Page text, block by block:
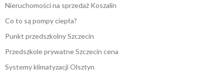
Nieruchomości na sprzedaż Koszalin
Co to są pompy ciepła?
Punkt przedszkolny Szczecin
Przedszkole prywatne Szczecin cena
Systemy klimatyzacji Olsztyn